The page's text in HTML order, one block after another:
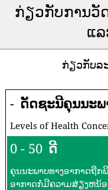
ກ່ຽວກັບການວັ
ແ
ກ່ຽວກັບລ
- ດັດຊະນີຄຸນນະພ
Levels of Health
0 - 50 ດີ
ຄຸນນະພາບທາງອາກາດຖືກ
ອາກາດກໍ່ມີຄວາມສ່ຽງຫນ້